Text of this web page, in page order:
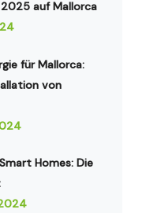
auf Mallorca
für Mallorca:
von
Homes: Die